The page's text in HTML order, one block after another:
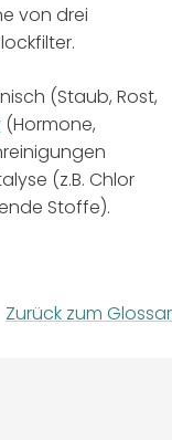
von drei
(Staub, Rost,
(Hormone,
(z.B. Chlor
Stoffe).
Zurück zum Glossar